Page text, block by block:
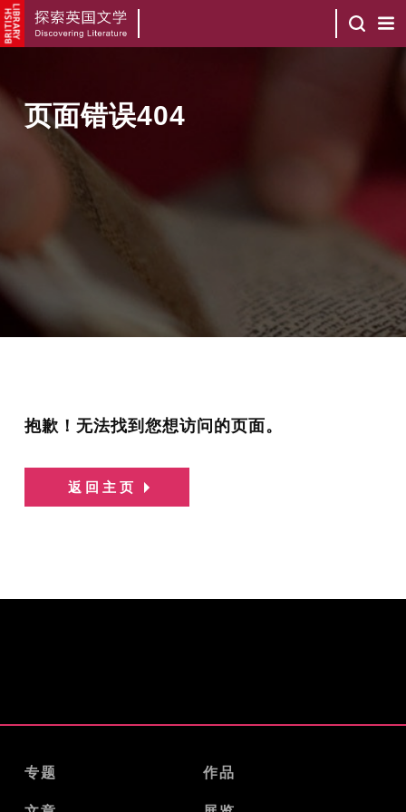
页面错误404
抱歉！无法找到您想访问的页面。
返回主页
专题 作品